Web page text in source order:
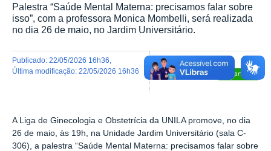
Palestra “Saúde Mental Materna: precisamos falar sobre
isso”, com a professora Monica Mombelli, será realizada
no dia 26 de maio, no Jardim Universitário.
Compartilhar
publicado: 22/05/2026 16h36
última modificação: 22/05/2026 16h36
A Liga de Ginecologia e Obstetrícia da UNILA promove, no dia
26 de maio, às 19h, na Unidade Jardim Universitário (sala C-
306), a palestra “Saúde Mental Materna: precisamos falar sobre